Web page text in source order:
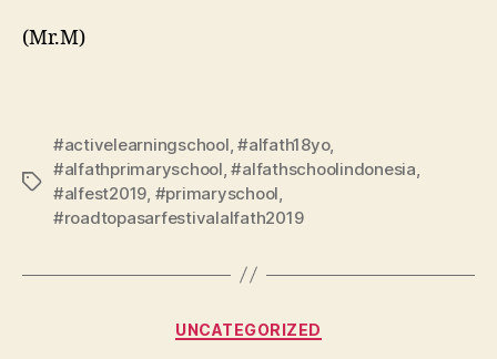
(Mr.M)
#activelearningschool ,#alfath18yo,
#alfathprimaryschool ,#alfathschoolindonesia
#alfest2019 #primaryschool
#roadtopasarfestivalalfath2019
UNCATEGORIZED